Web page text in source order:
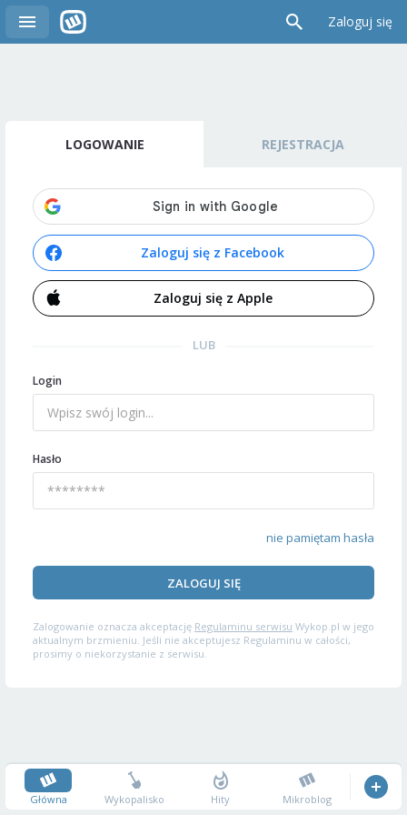
Zaloguj się
LOGOWANIE REJESTRACJA
Zaloguj się z Facebook
Zaloguj się z Apple
LUB
Login
Hasło
nie pamiętam hasła
ZALOGUJ SIĘ
Zalogowanie oznacza akceptację Regulaminu serwisu Wykop.pl w jego
aktualnym brzmieniu. Jeśli nie akceptujesz Regulaminu w całości,
prosimy o niekorzystanie z serwisu.
Główna Wykopalisko Hity Mikroblog